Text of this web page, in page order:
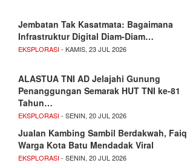
Jembatan Tak Kasatmata: Bagaimana
Infrastruktur Digital Diam-Diam…
EKSPLORASI- KAMIS, 23 JUL 2026
ALASTUA TNI AD Jelajahi Gunung
Penanggungan Semarak HUT TNI ke-81
Tahun…
EKSPLORASI- SENIN, 20 JUL 2026
Jualan Kambing Sambil Berdakwah, Faiq
Warga Kota Batu Mendadak Viral
EKSPLORASI- SENIN, 20 JUL 2026